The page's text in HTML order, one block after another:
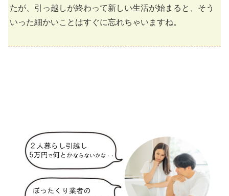
たが、引っ越しが終わって新しい生活が始まると、そう
いった細かいことはすぐに忘れちゃいますね。